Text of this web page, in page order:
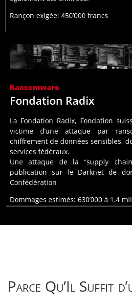
Rançon exigée: 450’000 francs
Bugnard SA
Ransomware
Fondation Radix
La Fondation Radix, Fondation
victime d’une attaque par
chiffrement de données sensibles,
services fédéraux.
Une attaque de la “supply
publication sur le Darknet de
Confédération
Dommages estimés: 630’000 à 1.4
Fondation Radix
En juin 2025, la Fondation Radix,
dans la promotion de la santé et la
d’une attaque ransomware par le
attaquants ont chiffré les systèmes
des données confidentielles — y
sensibles de la Confédération
mandats auprès de Radix
Journal
Parce Qu’Il Suffit